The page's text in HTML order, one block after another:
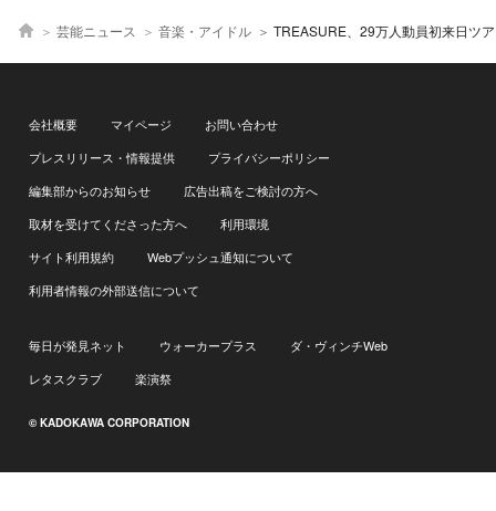
芸能ニュース 音楽・アイドル TREASURE、29万人動員初来日ツアー完走「トゥメの皆さんと過ご
会社概要 マイページ
お問い合わせ
プレスリリース・情報提供
プライバシーポリシー
編集部からのお知らせ
広告出稿をご検討の方へ
取材を受けてくださった方へ
利用環境
サイト利用規約
Webプッシュ通知について
利用者情報の外部送信について
毎日が発見ネット ウォーカープラス
ダ・ヴィンチWeb
レタスクラブ
楽演祭
© KADOKAWA CORPORATION